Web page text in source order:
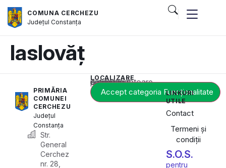
COMUNA CERCHEZU
JudețulConstanța
laslovăț
PRIMĂRIA
COMUNEI
CERCHEZU
Județul
Constanța
Str.
General
Cerchez
nr. 28,
LOCALIZARE
Acest conținut este blocat până când acceptați categoria corespunzătoare de cookie-uri.
Accept categoria Funcționalitate
LINKURI
UTILE
Contact
Termeni și
condiții
S.O.S.
pentru